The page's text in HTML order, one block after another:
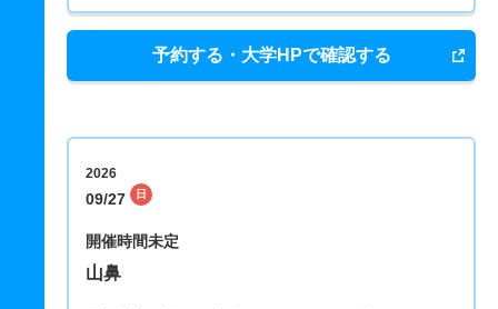
予約する・大学HPで確認する
2026
09/27 日
開催時間未定
山鼻